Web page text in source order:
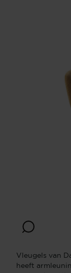
Vleugels van
heeft